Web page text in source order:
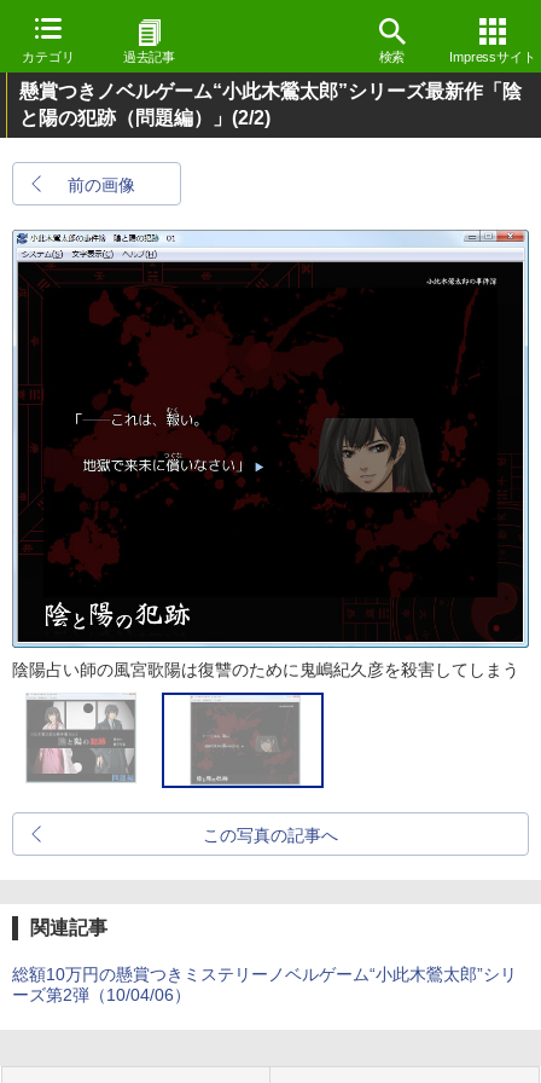
カテゴリ 過去記事 検索 Impressサイト
懸賞つきノベルゲーム“小此木鶯太郎”シリーズ最新作「陰
と陽の犯跡（問題編）」 (2/2)
前の画像
陰陽占い師の風宮歌陽は復讐のために鬼嶋紀久彦を殺害してしまう
この写真の記事へ
関連記事
総額10万円の懸賞つきミステリーノベルゲーム“小此木鶯太郎”シリ
ーズ第2弾（10/04/06）